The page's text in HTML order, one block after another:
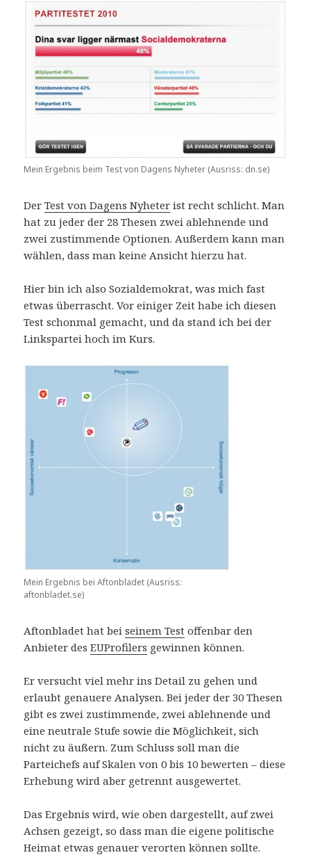
Mein Ergebnis beim Test von Dagens Nyheter (Ausriss: dn.se)
DerTest von Dagens Nyheter ist recht schlicht. Man
hat zu jeder der 28 Thesen zwei ablehnende und
zwei zustimmende Optionen. Außerdem kann man
wählen, dass man keine Ansicht hierzu hat.
Hier bin ich also Sozialdemokrat, was mich fast
etwas überrascht. Vor einiger Zeit habe ich diesen
Test schonmal gemacht, und da stand ich bei der
Linkspartei hoch im Kurs.
Mein Ergebnis bei Aftonbladet (Ausriss:
aftonbladet.se)
Aftonbladet hat beiseinem Test offenbar den
Anbieter desEUProfilers gewinnen können.
Er versucht viel mehr ins Detail zu gehen und
erlaubt genauere Analysen. Bei jeder der 30 Thesen
gibt es zwei zustimmende, zwei ablehnende und
eine neutrale Stufe sowie die Möglichkeit, sich
nicht zu äußern. Zum Schluss soll man die
Parteichefs auf Skalen von 0 bis 10 bewerten – diese
Erhebung wird aber getrennt ausgewertet.
Das Ergebnis wird, wie oben dargestellt, auf zwei
Achsen gezeigt, so dass man die eigene politische
Heimat etwas genauer verorten können sollte.